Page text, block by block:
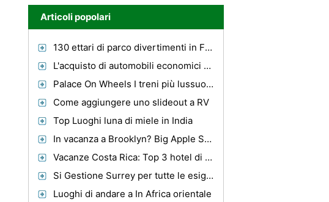
Articoli popolari
130 ettari di parco divertimenti in Francia
L'acquisto di automobili economici a livello di Stato Aste Auto - 4 Consigli utili
Palace On Wheels I treni più lussuosi dell'India
Come aggiungere uno slideout a RV
Top Luoghi luna di miele in India
In vacanza a Brooklyn? Big Apple Suite può essere economico! Get Consigli su come strappare tariffe eccezionali su NY Hotel
Vacanze Costa Rica: Top 3 hotel di Monteverde
Si Gestione Surrey per tutte le esigenze professionali
Luoghi di andare a In Africa orientale